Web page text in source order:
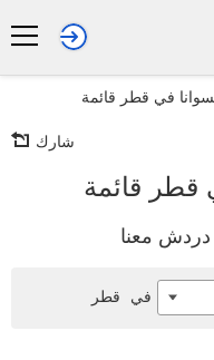
في قطر قائمة
شارك
قطر قائمة
دردش معنا
في قطر